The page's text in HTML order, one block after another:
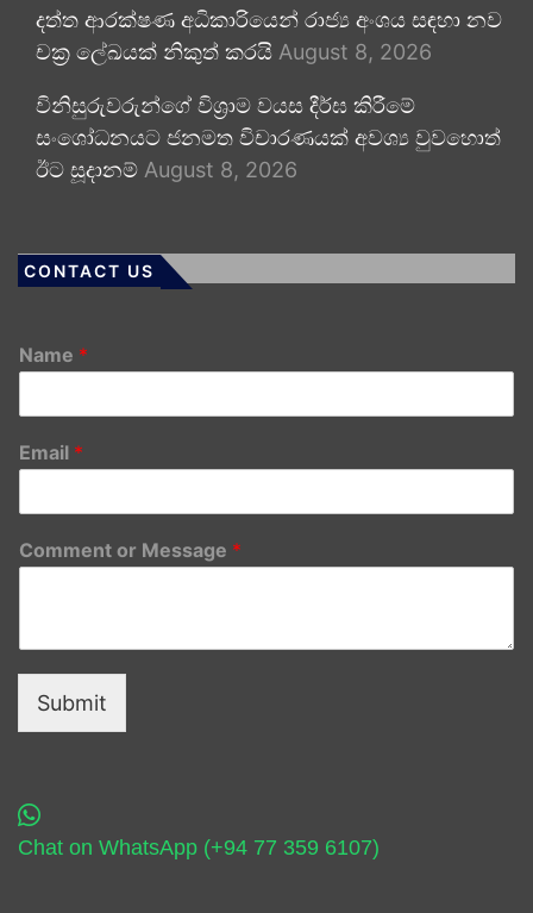
දත්ත ආරක්ෂණ අධිකාරියෙන් රාජ්‍ය අංශය සඳහා නව
චක්‍ර ලේඛයක් නිකුත් කරයි August 8, 2026
විනිසුරුවරුන්ගේ විශ්‍රාම වයස දීර්ඝ කිරීමේ
සංශෝධනයට ජනමත විචාරණයක් අවශ්‍ය වුවහොත්
ඊට සූදානම් August 8, 2026
CONTACT US
Name *
Email *
Comment or Message *
Submit
Chat on WhatsApp (+94 77 359 6107)